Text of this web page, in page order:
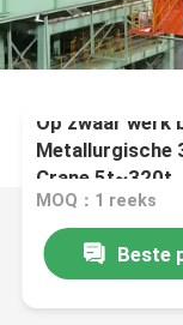
Op zwaar werk
Metallurgische
Crane 5t~320t
MOQ：1 reeks
Beste